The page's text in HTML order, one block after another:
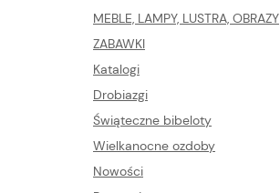
MEBLE, LAMPY, LUSTRA, OBRAZY
ZABAWKI
Katalogi
Drobiazgi
Świąteczne bibeloty
Wielkanocne ozdoby
Nowości